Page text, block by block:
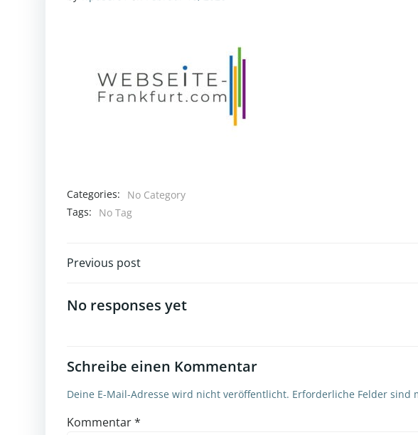
Categories:
No Category
Tags:
No Tag
Post
navigation
Previous post
No responses yet
Schreibe einen Kommentar
Deine E-Mail-Adresse wird nicht veröffentlicht. Erforderliche Felder sind
Kommentar*